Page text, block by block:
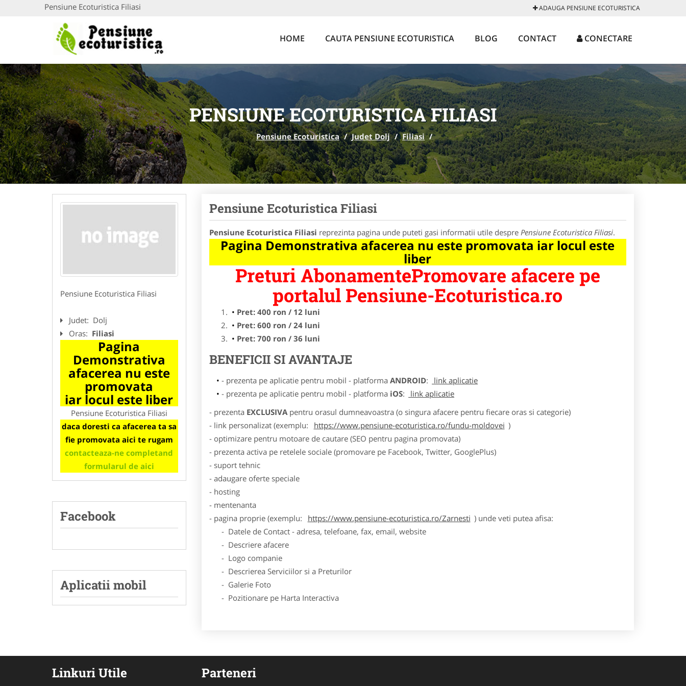
Pensiune Ecoturistica Filiasi ADAUGA PENSIUNE ECOTURISTICA
HOME CAUTA PENSIUNE ECOTURISTICA BLOG CONTACT CONECTARE
PENSIUNE ECOTURISTICA FILIASI
Pensiune Ecoturistica / Judet Dolj / Filiasi /
Pensiune Ecoturistica Filiasi
Judet: Dolj
Oras: Filiasi
Pagina
Demonstrativa
afacerea nu este
promovata
iar locul este liber
Pensiune Ecoturistica Filiasi
daca doresti ca afacerea ta sa
fie promovata aici te rugam
contacteaza-ne completand
formularul de aici
Facebook
Aplicatii mobil
Pensiune Ecoturistica Filiasi
Pensiune Ecoturistica Filiasi reprezinta pagina unde puteti gasi informatii utile despre Pensiune Ecoturistica Filiasi.
Pagina Demonstrativa afacerea nu este promovata iar locul este
liber
Preturi AbonamentePromovare afacere pe
portalul Pensiune-Ecoturistica.ro
Pret: 400 ron / 12 luni
Pret: 600 ron / 24 luni
Pret: 700 ron / 36 luni
BENEFICII SI AVANTAJE
- prezenta pe aplicatie pentru mobil - platforma ANDROID:
link aplicatie
- prezenta pe aplicatie pentru mobil - platforma iOS:
link aplicatie
- prezenta EXCLUSIVApentru orasul dumneavoastra (o singura afacere pentru fiecare oras si categorie)
- link personalizat (exemplu:
https://www.pensiune-ecoturistica.ro/fundu-moldovei )
- optimizare pentru motoare de cautare (SEO pentru pagina promovata)
- prezenta activa pe retelele sociale (promovare pe Facebook, Twitter, GooglePlus)
- suport tehnic
- adaugare oferte speciale
- hosting
- mentenanta
- pagina proprie (exemplu:
https://www.pensiune-ecoturistica.ro/Zarnesti ) unde veti putea afisa:
- Datele de Contact - adresa, telefoane, fax, email, website
- Descriere afacere
- Logo companie
- Descrierea Serviciilor si a Preturilor
- Galerie Foto
- Pozitionare pe Harta Interactiva
Linkuri Utile Parteneri